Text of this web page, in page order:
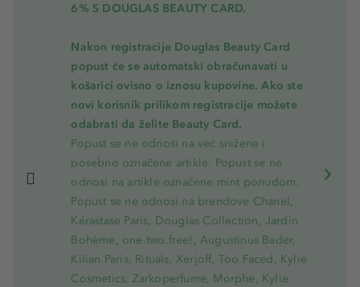
6% S DOUGLAS BEAUTY CARD.
Nakon registracije Douglas Beauty Card
popust će se automatski obračunavati u
košarici ovisno o iznosu kupovine. Ako ste
novi korisnik prilikom registracije možete
odabrati da želite Beauty Card.
Popust se ne odnosi na već snižene i
posebno označene artikle. Popust se ne
odnosi na artikle označene mint ponudom.
Popust se ne odnosi na brendove Chanel,
Kérastase Paris, Douglas Collection, Jardin
Bohème, one.two.free!, Augustinus Bader,
Kilian Paris, Rituals, Xerjoff, Too Faced, Kylie
Cosmetics, Zarkoperfume, Morphe, Kylie